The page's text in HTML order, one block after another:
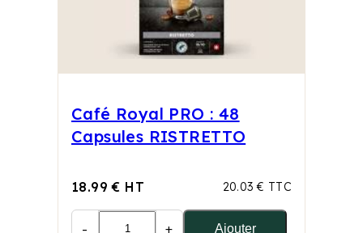
Café Royal PRO : 48
Capsules RISTRETTO
18.99 € HT 20.03 € TTC
- + Ajouter